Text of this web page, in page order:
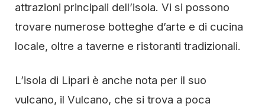
attrazioni principali dell’isola. Vi si possono
trovare numerose botteghe d’arte e di cucina
locale, oltre a taverne e ristoranti tradizionali.
L’isola di Lipari è anche nota per il suo
vulcano, il Vulcano, che si trova a poca